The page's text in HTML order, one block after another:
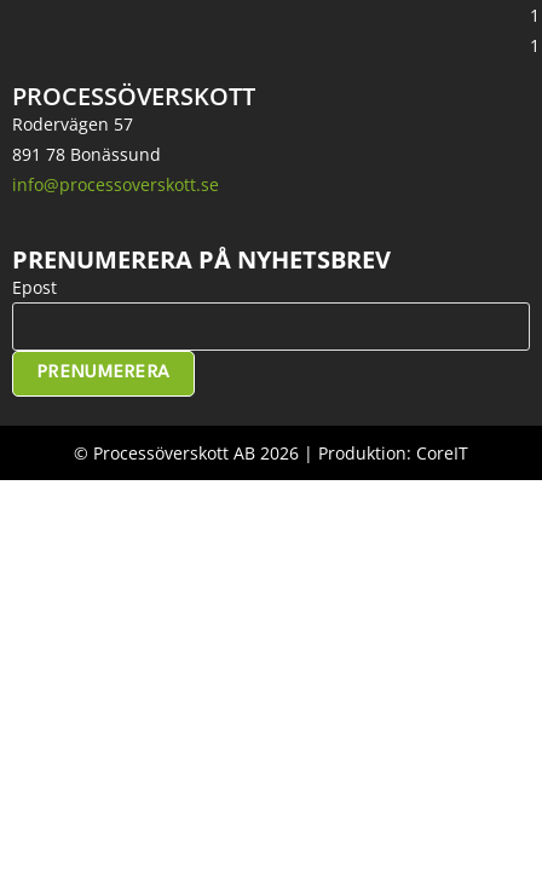
PROCESSÖVERSKOTT
Rodervägen 57
891 78 Bonässund
info@processoverskott.se
1
1
PRENUMERERA PÅ NYHETSBREV
Epost
PRENUMERERA
© Processöverskott AB 2026 | Produktion: CoreIT